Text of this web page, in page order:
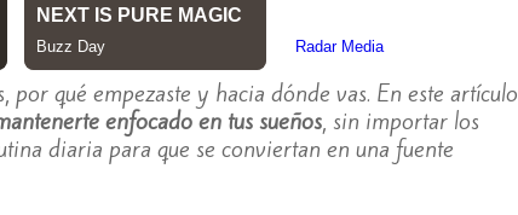
qué empezaste y hacia dónde vas. En este artículo
enfocado en tus sueños, sin importar los
diaria para que se conviertan en una fuente